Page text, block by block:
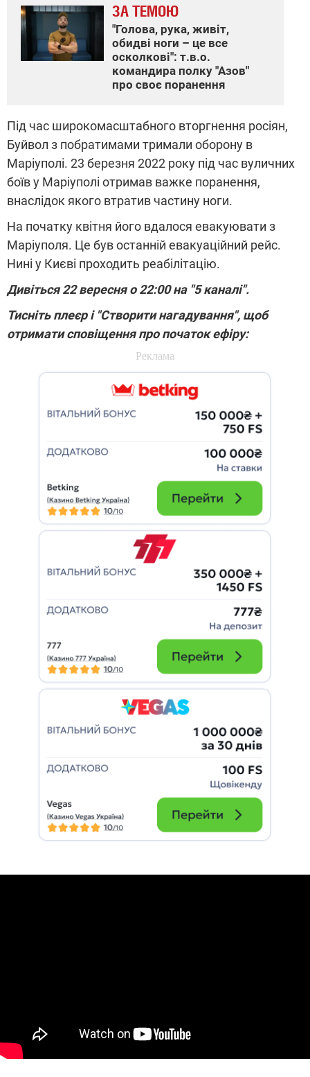
ЗА ТЕМОЮ
"Голова, рука, живіт,
обидві ноги – це все
осколкові": т.в.о.
командира полку "Азов"
про своє поранення
Під час широкомасштабного вторгнення росіян,
Буйвол з побратимами тримали оборону в
Маріуполі. 23 березня 2022 року під час вуличних
боїв у Маріуполі отримав важке поранення,
внаслідок якого втратив частину ноги.
На початку квітня його вдалося евакуювати з
Маріуполя. Це був останній евакуаційний рейс.
Нині у Києві проходить реабілітацію.
Дивіться 22 вересня о 22:00 на "5 каналі".
Тисніть плеєр і "Створити нагадування", щоб
отримати сповіщення про початок ефіру: